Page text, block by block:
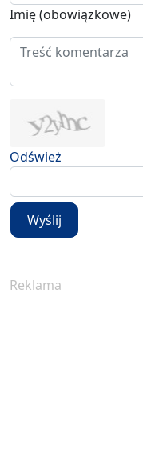
Imię (obowiązkowe)
Odśwież
Wyślij
Reklama